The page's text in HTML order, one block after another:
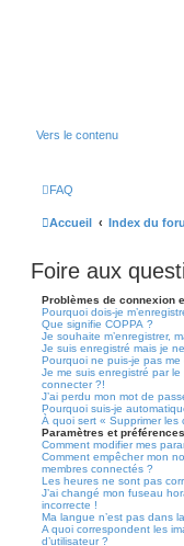
Vers le contenu
FAQ
Accueil Index du
Foire aux
Problèmes de connexion
Pourquoi dois-je
Que signifie COPPA ?
Je souhaite m’enregistrer,
Je suis enregistré mais je
Pourquoi ne puis-je pas me
Je me suis enregistré par
connecter ?!
J’ai perdu mon mot de
Pourquoi suis-je
À quoi sert « Supprimer les
Paramètres et
Comment modifier mes
Comment empêcher mon
membres connectés ?
Les heures ne sont pas
J’ai changé mon fuseau
incorrecte !
Ma langue n’est pas dans
A quoi correspondent les
d’utilisateur ?